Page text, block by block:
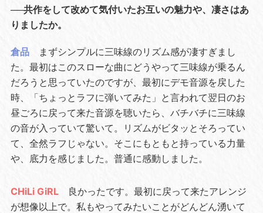
──共作をして改めて気付いたお互いの魅力や、凄さはあ
りましたか。
倉品
まずシンプルに三味線のリズム感が凄すぎまし
た。最初はこのスローな曲にどうやって三味線が乗るん
だろうと思っていたのですが、最初にデモ音源を戻した
時、「ちょっとラフに弾いてみた」と言われて翌日のお
昼ごろに戻って来た音源を聴いたら、バチバチに三味線
の音が入っていて驚いて。リズムがビタッとそろってい
て、全然ラフじゃない。そこにもともと持っている力量
や、底力を感じました。普通に感動しました。
CHiLi GiRL
良かったです。最初に戻って来たアレンジ
が想像以上で。私もやってみたいことがどんどん湧いて